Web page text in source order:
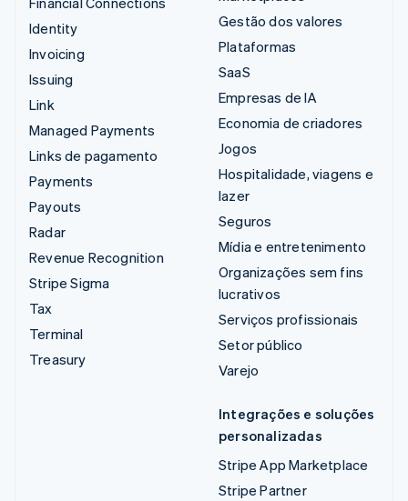
Identity
Invoicing
Issuing
Link
Managed Payments
Links de pagamento
Payments
Payouts
Radar
Revenue Recognition
Stripe Sigma
Tax
Terminal
Treasury
Gestão dos valores
Plataformas
SaaS
Empresas de IA
Economia de criadores
Jogos
Hospitalidade, viagens e
lazer
Seguros
Mídia e entretenimento
Organizações sem fins
lucrativos
Serviços profissionais
Setor público
Varejo
Integrações e soluções
personalizadas
Stripe App Marketplace
Stripe Partner